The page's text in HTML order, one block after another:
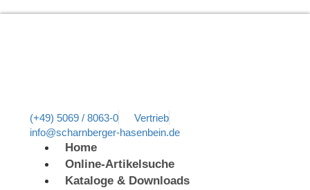
(+49) 5069 / 8063-0
Vertrieb
info@scharnberger-hasenbein.de
Home
Online-Artikelsuche
Kataloge & Downloads